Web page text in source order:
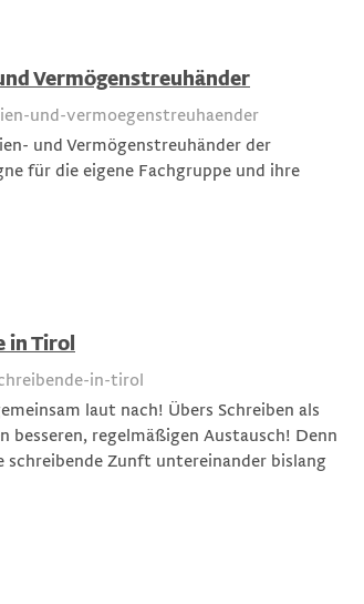
Vermögenstreuhänder
und-vermoegenstreuhaender
und Vermögenstreuhänder der
für die eigene Fachgruppe und ihre
in Tirol
in-tirol
laut nach! Übers Schreiben als
besseren, regelmäßigen Austausch! Denn
Zunft untereinander bislang